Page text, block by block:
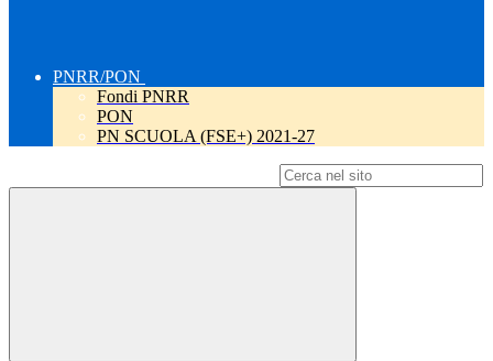
PNRR/PON
Fondi PNRR
PON
PN SCUOLA (FSE+) 2021-27